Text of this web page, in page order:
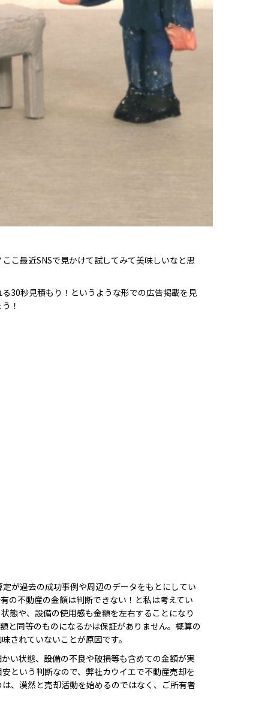
こ最近SNSで見かけて試してみて美味しいなと思
30秒見積もり！というような形での広告掲載を見
！
が過去の成功事例や周辺のデータをもとにしてい
の不動産の金額は判断できない！と私は考えてい
態や、設備の使用感も金額を左右することになり
と同等のものになるかは保証がありません。概算の
されていないことが原因です。
い状態、設備の不良や破損等も含めての金額が実
という判断なので、弊社カウイエで不動産売却を
、漠然と売却活動を始めるのではなく、ご所有者